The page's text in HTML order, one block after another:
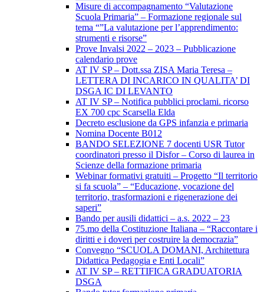
Misure di accompagnamento “Valutazione
Scuola Primaria” – Formazione regionale sul
tema “”La valutazione per l’apprendimento:
strumenti e risorse”
Prove Invalsi 2022 – 2023 – Pubblicazione
calendario prove
AT IV SP – Dott.ssa ZISA Maria Teresa –
LETTERA DI INCARICO IN QUALITA’ DI
DSGA IC DI LEVANTO
AT IV SP – Notifica pubblici proclami. ricorso
EX 700 cpc Scarsella Elda
Decreto esclusione da GPS infanzia e primaria
Nomina Docente B012
BANDO SELEZIONE 7 docenti USR Tutor
coordinatori presso il Disfor – Corso di laurea in
Scienze della formazione primaria
Webinar formativi gratuiti – Progetto “Il territorio
si fa scuola” – “Educazione, vocazione del
territorio, trasformazioni e rigenerazione dei
saperi”
Bando per ausili didattici – a.s. 2022 – 23
75.mo della Costituzione Italiana – “Raccontare i
diritti e i doveri per costruire la democrazia”
Convegno “SCUOLA DOMANI, Architettura
Didattica Pedagogia e Enti Locali”
AT IV SP – RETTIFICA GRADUATORIA
DSGA